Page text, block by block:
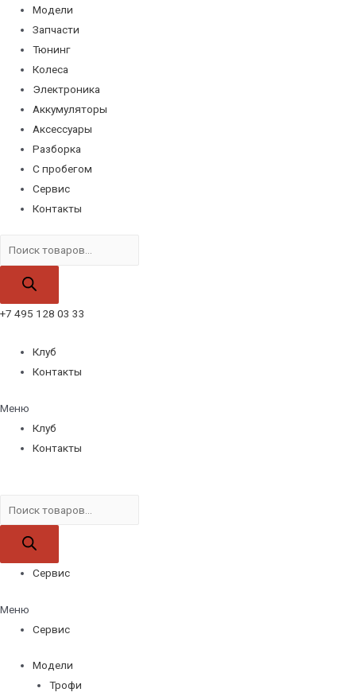
Модели
Запчасти
Тюнинг
Колеса
Электроника
Аккумуляторы
Аксессуары
Разборка
С пробегом
Сервис
Контакты
товаров
+7 495 128 03 33
Клуб
Контакты
Меню
Клуб
Контакты
товаров
Сервис
Меню
Сервис
Модели
Трофи